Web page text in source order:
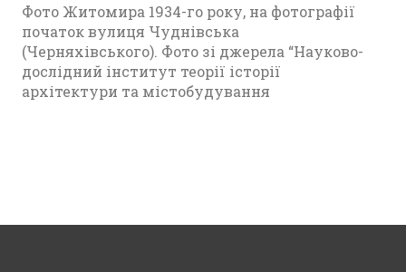
Фото Житомира 1934-го року, на фотографії
початок вулиця Чуднівська
(Черняхівського). Фото зі джерела “Науково-
дослідний інститут теорії історії
архітектури та містобудування